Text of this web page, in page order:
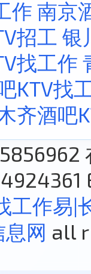
作 南京
招工 银
找工作
KTV找
齐酒吧
工作易|
网 all